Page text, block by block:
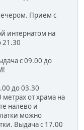
Прием с
интернатом на
21.30
с 09.00 до
до 03.30
от храма на
налево и
можно
Выдача с 17.00